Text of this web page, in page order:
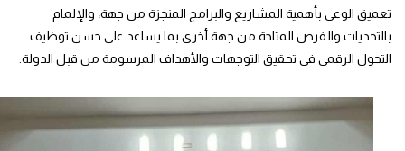
تعميق الوعي بأهمية المشاريع والبرامج المنجزة من جهة، والإلمام
بالتحديات والفرص المتاحة من جهة أخرى بما يساعد على حسن توظيف
التحول الرقمي في تحقيق التوجهات والأهداف المرسومة من قبل الدولة.